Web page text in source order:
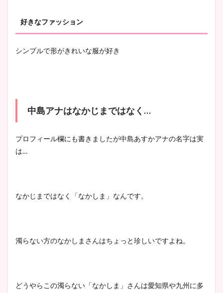
好きなファッション
シンプルで形がきれいな服が好き
中島アナはなかじまではなく …
プロフィール欄にも書きましたが中島あすかアナの名字は実
は…
なかじまではなく「なかしま」なんです。
濁らない方のなかしまさんはちょっと珍しいですよね。
どうやらこの濁らない「なかしま」さんは愛知県や九州に多